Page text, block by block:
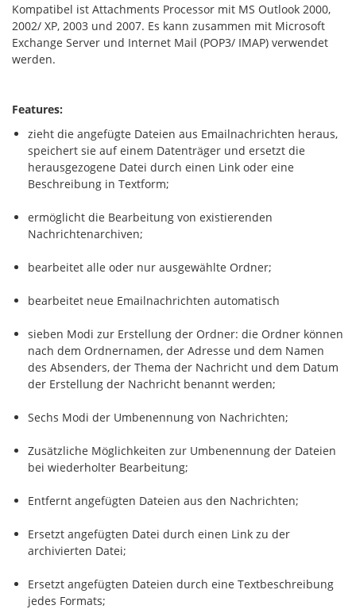
Kompatibel ist Attachments Processor mit MS Outlook 2000,
2002/ XP, 2003 und 2007. Es kann zusammen mit Microsoft
Exchange Server und Internet Mail (POP3/ IMAP) verwendet
werden.
Features:
zieht die angefügte Dateien aus Emailnachrichten heraus,
speichert sie auf einem Datenträger und ersetzt die
herausgezogene Datei durch einen Link oder eine
Beschreibung in Textform;
ermöglicht die Bearbeitung von existierenden
Nachrichtenarchiven;
bearbeitet alle oder nur ausgewählte Ordner;
bearbeitet neue Emailnachrichten automatisch
sieben Modi zur Erstellung der Ordner: die Ordner können
nach dem Ordnernamen, der Adresse und dem Namen
des Absenders, der Thema der Nachricht und dem Datum
der Erstellung der Nachricht benannt werden;
Sechs Modi der Umbenennung von Nachrichten;
Zusätzliche Möglichkeiten zur Umbenennung der Dateien
bei wiederholter Bearbeitung;
Entfernt angefügten Dateien aus den Nachrichten;
Ersetzt angefügten Datei durch einen Link zu der
archivierten Datei;
Ersetzt angefügten Dateien durch eine Textbeschreibung
jedes Formats;